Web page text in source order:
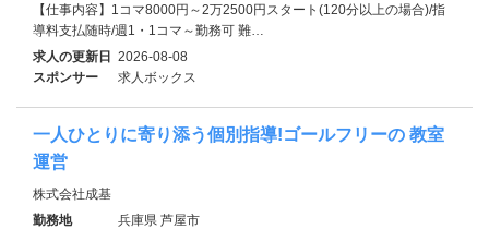
【仕事内容】1コマ8000円～2万2500円スタート(120分以上の場合)/指
導料支払随時/週1・1コマ～勤務可 難…
求人の更新日 2026-08-08
スポンサー
求人ボックス
一人ひとりに寄り添う個別指導!ゴールフリーの 教室
運営
株式会社成基
勤務地
兵庫県 芦屋市